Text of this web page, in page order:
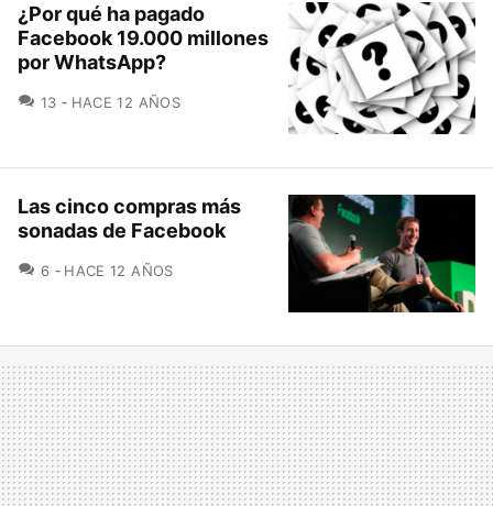
¿Por qué ha pagado
Facebook 19.000 millones
por WhatsApp?
13 COMENTARIOS
HACE 12 AÑOS
Las cinco compras más
sonadas de Facebook
6 COMENTARIOS
HACE 12 AÑOS